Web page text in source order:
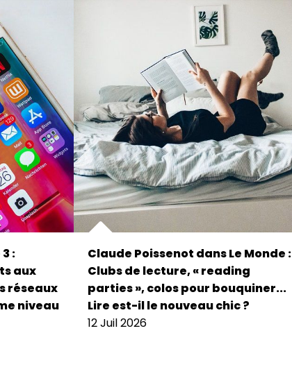
:
aux
réseaux
niveau
Claude Poissenot dans Le Monde :
Clubs de lecture, « reading
parties », colos pour bouquiner...
Lire est-il le nouveau chic ?
12 Juil 2026